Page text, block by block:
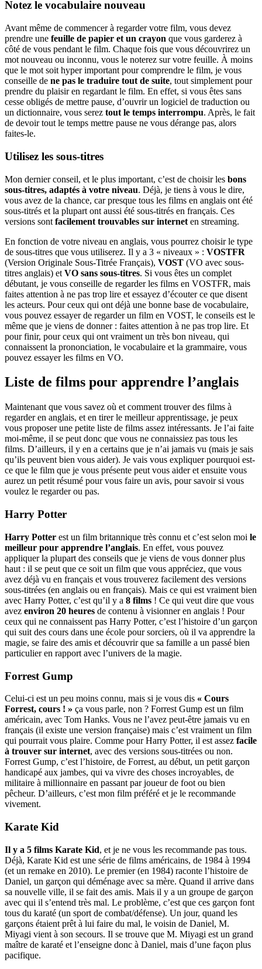
Notez le vocabulaire nouveau
Avant même de commencer à regarder votre film, vous devez
prendre une feuille de papier et un crayon que vous garderez à
côté de vous pendant le film. Chaque fois que vous découvrirez un
mot nouveau ou inconnu, vous le noterez sur votre feuille. À moins
que le mot soit hyper important pour comprendre le film, je vous
conseille de ne pas le traduire tout de suite, tout simplement pour
prendre du plaisir en regardant le film. En effet, si vous êtes sans
cesse obligés de mettre pause, d’ouvrir un logiciel de traduction ou
un dictionnaire, vous serez tout le temps interrompu. Après, le fait
de devoir tout le temps mettre pause ne vous dérange pas, alors
faites-le.
Utilisez les sous-titres
Mon dernier conseil, et le plus important, c’est de choisir les bons
sous-titres, adaptés à votre niveau. Déjà, je tiens à vous le dire,
vous avez de la chance, car presque tous les films en anglais ont été
sous-titrés et la plupart ont aussi été sous-titrés en français. Ces
versions sont facilement trouvables sur internet en streaming.
En fonction de votre niveau en anglais, vous pourrez choisir le type
de sous-titres que vous utiliserez. Il y a 3 « niveaux » : VOSTFR
(Version Originale Sous-Titrée Français), VOST (VO avec sous-
titres anglais) et VO sans sous-titres. Si vous êtes un complet
débutant, je vous conseille de regarder les films en VOSTFR, mais
faites attention à ne pas trop lire et essayez d’écouter ce que disent
les acteurs. Pour ceux qui ont déjà une bonne base de vocabulaire,
vous pouvez essayer de regarder un film en VOST, le conseils est le
même que je viens de donner : faites attention à ne pas trop lire. Et
pour finir, pour ceux qui ont vraiment un très bon niveau, qui
connaissent la prononciation, le vocabulaire et la grammaire, vous
pouvez essayer les films en VO.
Liste de films pour apprendre l’anglais
Maintenant que vous savez où et comment trouver des films à
regarder en anglais, et en tirer le meilleur apprentissage, je peux
vous proposer une petite liste de films assez intéressants. Je l’ai faite
moi-même, il se peut donc que vous ne connaissiez pas tous les
films. D’ailleurs, il y en a certains que je n’ai jamais vu (mais je sais
qu’ils peuvent bien vous aider). Je vais vous expliquer pourquoi est-
ce que le film que je vous présente peut vous aider et ensuite vous
aurez un petit résumé pour vous faire un avis, pour savoir si vous
voulez le regarder ou pas.
Harry Potter
Harry Potter est un film britannique très connu et c’est selon moi le
meilleur pour apprendre l’anglais. En effet, vous pouvez
appliquer la plupart des conseils que je viens de vous donner plus
haut : il se peut que ce soit un film que vous appréciez, que vous
avez déjà vu en français et vous trouverez facilement des versions
sous-titrées (en anglais ou en français). Mais ce qui est vraiment bien
avec Harry Potter, c’est qu’il y a 8 films ! Ce qui veut dire que vous
avez environ 20 heures de contenu à visionner en anglais ! Pour
ceux qui ne connaissent pas Harry Potter, c’est l’histoire d’un garçon
qui suit des cours dans une école pour sorciers, où il va apprendre la
magie, se faire des amis et découvrir que sa famille a un passé bien
particulier en rapport avec l’univers de la magie.
Forrest Gump
Celui-ci est un peu moins connu, mais si je vous dis « Cours
Forrest, cours ! » ça vous parle, non ? Forrest Gump est un film
américain, avec Tom Hanks. Vous ne l’avez peut-être jamais vu en
français (il existe une version française) mais c’est vraiment un film
qui pourrait vous plaire. Comme pour Harry Potter, il est assez facile
à trouver sur internet, avec des versions sous-titrées ou non.
Forrest Gump, c’est l’histoire, de Forrest, au début, un petit garçon
handicapé aux jambes, qui va vivre des choses incroyables, de
militaire à millionnaire en passant par joueur de foot ou bien
pêcheur. D’ailleurs, c’est mon film préféré et je le recommande
vivement.
Karate Kid
Il y a 5 films Karate Kid, et je ne vous les recommande pas tous.
Déjà, Karate Kid est une série de films américains, de 1984 à 1994
(et un remake en 2010). Le premier (en 1984) raconte l’histoire de
Daniel, un garçon qui déménage avec sa mère. Quand il arrive dans
sa nouvelle ville, il se fait des amis. Mais il y a un groupe de garçon
avec qui il s’entend très mal. Le problème, c’est que ces garçon font
tous du karaté (un sport de combat/défense). Un jour, quand les
garçons étaient prêt à lui faire du mal, le voisin de Daniel, M.
Miyagi vient à son secours. Il se trouve que M. Miyagi est un grand
maître de karaté et l’enseigne donc à Daniel, mais d’une façon plus
pacifique.